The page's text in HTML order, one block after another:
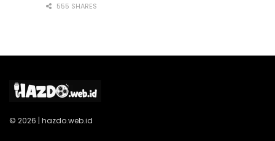
555 SHARES
© 2026 | hazdo.web.id